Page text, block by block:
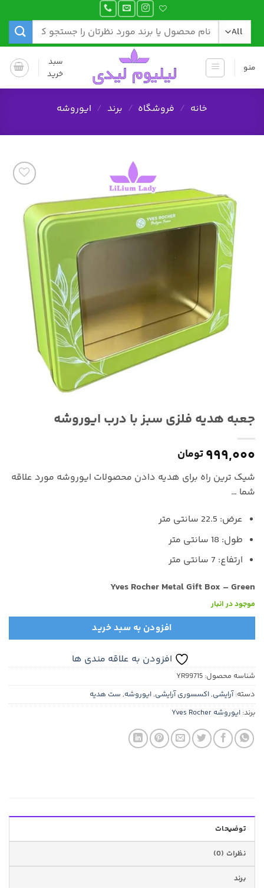
content
جستجو
منو
سبد
خرید
خانه / فروشگاه / برند / ایوروشه
به
علاقه
مندی
ها
جعبه هدیه فلزی سبز با درب ایوروشه
۹۹۹,۰۰۰تومان
شیک ترین راه برای هدیه دادن محصولات ایوروشه مورد علاقه
شما …
عرض: 22.5 سانتی متر
طول: 18 سانتی متر
ارتفاع: 7 سانتی متر
Yves Rocher Metal Gift Box – Green
موجود در انبار
افزودن به سبد خرید
افزودن به علاقه مندی ها
شناسه محصول: YR99715
دسته:آرایشی,اکسسوری آرایشی,ایوروشه, ست هدیه
برند: ایوروشه Yves Rocher
توضیحات
نظرات (0)
برند